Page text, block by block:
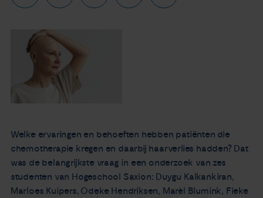
Nieuws
Agenda
Zorgverleners
Contact
Welke ervaringen en behoeften hebben patiënten die
chemotherapie kregen en daarbij haarverlies hadden? Dat
was de belangrijkste vraag in een onderzoek van zes
studenten van Hogeschool Saxion: Duygu Kalkankiran,
Marloes Kuipers, Odeke Hendriksen, Marèl Blumink, Fieke